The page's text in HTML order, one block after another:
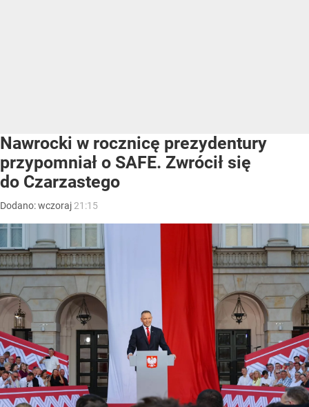
Nawrocki w rocznicę prezydentury
przypomniał o SAFE. Zwrócił się
do Czarzastego
Dodano:wczoraj 21:15